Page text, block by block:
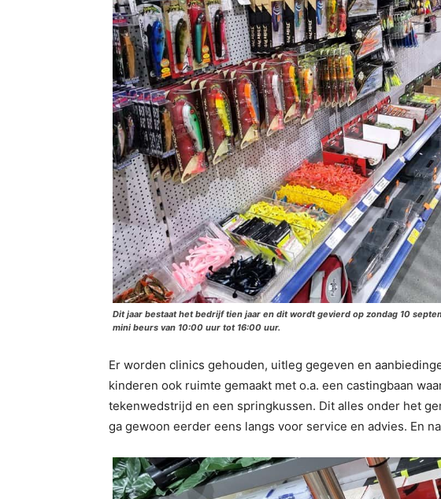
Dit jaar bestaat het bedrijf tien jaar en dit wordt gevierd op zondag 10
mini beurs van 10:00 uur tot 16:00 uur.
Er worden clinics gehouden, uitleg gegeven en
kinderen ook ruimte gemaakt met o.a. een castingbaan
tekenwedstrijd en een springkussen. Dit alles onder het
ga gewoon eerder eens langs voor service en advies. En